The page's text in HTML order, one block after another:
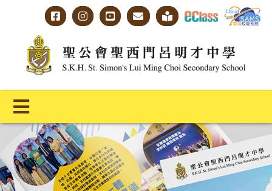
content
Toggle
Navigation
主頁
學校概覽